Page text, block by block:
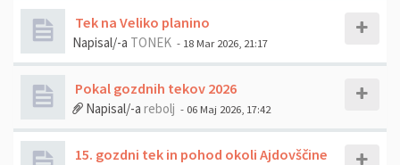
Tek na Veliko planino
Napisal/-a TONEK - 18 Mar 2026, 21:17
Pokal gozdnih tekov 2026
Napisal/-a rebolj - 06 Maj 2026, 17:42
15. gozdni tek in pohod okoli Ajdovščine